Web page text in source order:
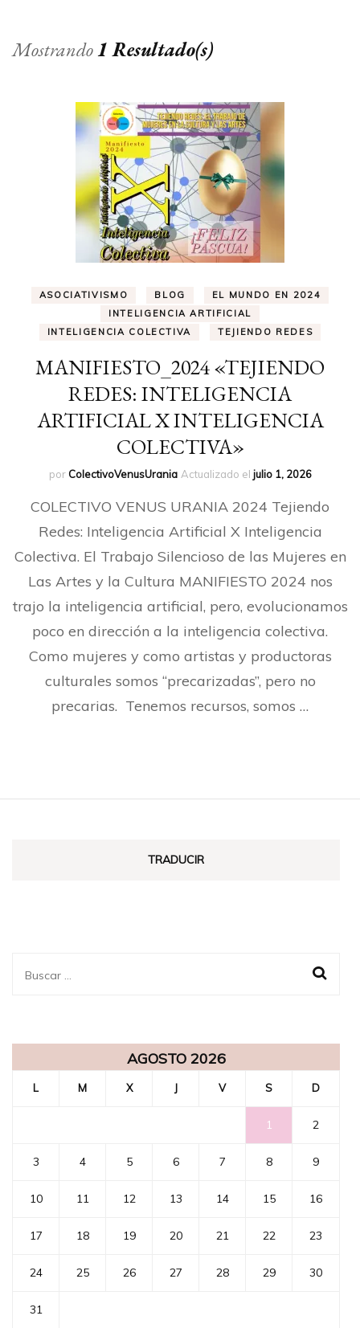
Mostrando1 Resultado(s)
ASOCIATIVISMO BLOG
EL MUNDO EN 2024
INTELIGENCIA ARTIFICIAL
INTELIGENCIA COLECTIVA
TEJIENDO REDES
MANIFIESTO_2024 «TEJIENDO
REDES: INTELIGENCIA
ARTIFICIAL X INTELIGENCIA
COLECTIVA»
porColectivoVenusUrania Actualizado el julio 1, 2026
COLECTIVO VENUS URANIA 2024 Tejiendo
Redes: Inteligencia Artificial X Inteligencia
Colectiva. El Trabajo Silencioso de las Mujeres en
Las Artes y la Cultura MANIFIESTO 2024 nos
trajo la inteligencia artificial, pero, evolucionamos
poco en dirección a la inteligencia colectiva.
Como mujeres y como artistas y productoras
culturales somos “precarizadas”, pero no
precarias. Tenemos recursos, somos …
TRADUCIR
Buscar:
AGOSTO 2026
L M X J V S D
1 2
3 4 5 6 7 8 9
10 11 12 13 14 15 16
17 18 19 20 21 22 23
24 25 26 27 28 29 30
31